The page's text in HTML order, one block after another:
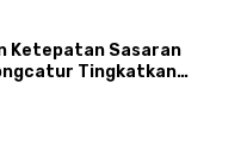
Ketepatan Sasaran
Tingkatkan